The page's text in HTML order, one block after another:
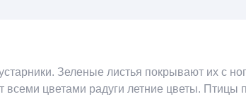
Зеленые листья покрывают их с
цветами радуги летние цветы. Птицы